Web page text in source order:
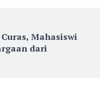
Mahasiswi
dari